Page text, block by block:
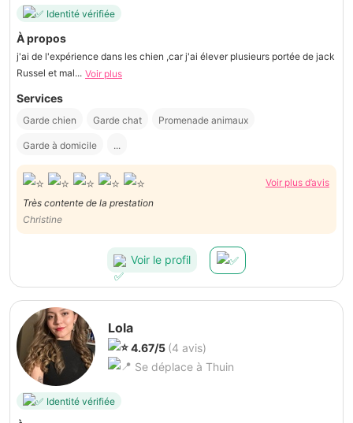
Identité vérifiée
À propos
j'ai de l'expérience dans les chien ,car j'ai élever plusieurs portée de jack
Russel et mal... Voir plus
Services
Garde chien Garde chat Promenade animaux
Garde à domicile ...
Voir plus d’avis
Très contente de la prestation
Christine
Voir le profil
Lola
4.67/5 (4 avis)
Se déplace à Thuin
Identité vérifiée